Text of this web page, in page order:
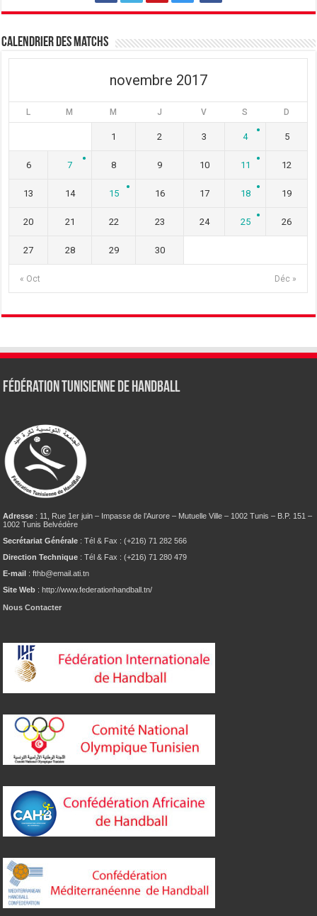
Calendrier des matchs
novembre 2017
L M M J V S D
« Oct Déc »
1 2 3 4 5
6 7 8 9 10 11 12
13 14 15 16 17 18 19
20 21 22 23 24 25 26
27 28 29 30
Fédération tunisienne de Handball
Adresse : 11, Rue 1er juin – Impasse de l’Aurore – Mutuelle Ville – 1002 Tunis – B.P. 151 –
1002 Tunis Belvédère
Secrétariat Générale : Tél & Fax : (+216) 71 282 566
Direction Technique : Tél & Fax : (+216) 71 280 479
E-mail : fthb@email.ati.tn
Site Web : http://www.federationhandball.tn/
Nous Contacter